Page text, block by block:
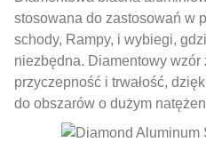
stosowana do zastosowań w
schody, Rampy, i wybiegi,
niezbędna. Diamentowy wzór
przyczepność i trwałość,
do obszarów o dużym